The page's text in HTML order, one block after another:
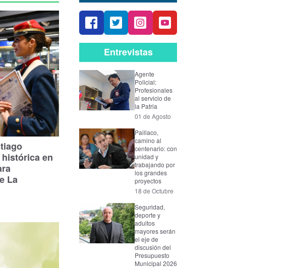
en
La
Entrevistas
Agente
Policial:
Profesionales
al servicio de
la Patria
01 de Agosto
Paillaco,
camino al
centenario: con
unidad y
trabajando por
los grandes
proyectos
18 de Octubre
Seguridad,
deporte y
adultos
mayores serán
el eje de
discusión del
Presupuesto
Municipal 2026